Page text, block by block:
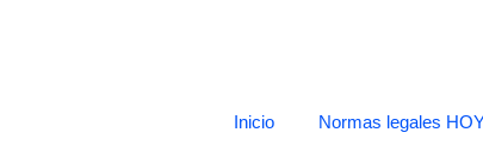
Inicio Normas legales